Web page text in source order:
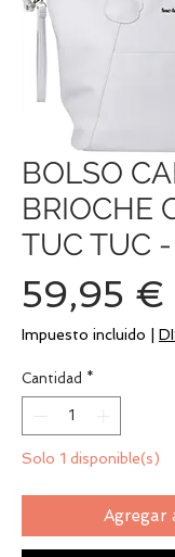
BOLSO
BRIOCHE
TUC TUC
59,95 €
Impuesto incluido
Cantidad *
Solo 1 disponible(s)
Agregar